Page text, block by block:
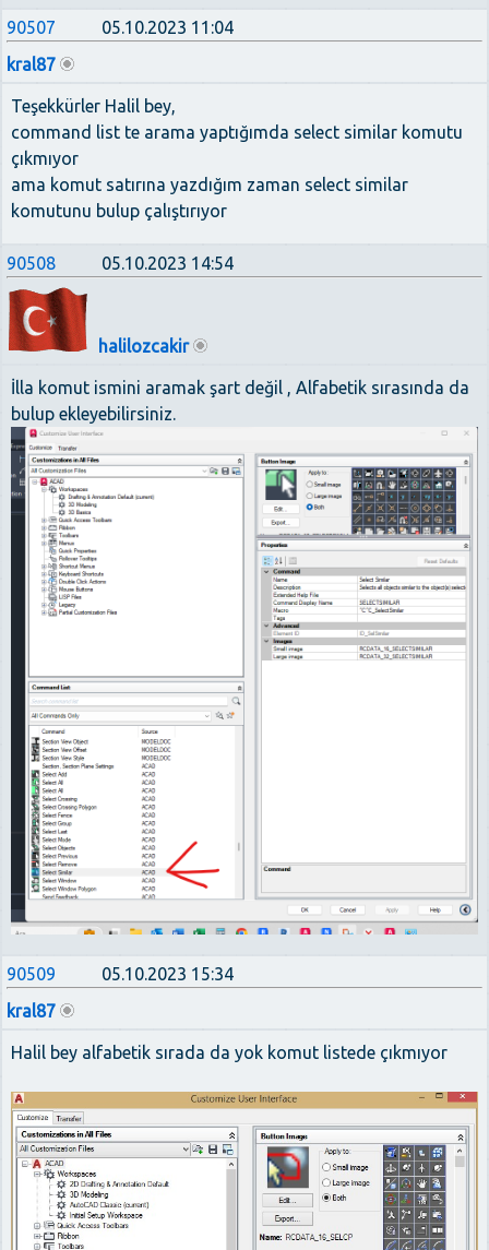
90507
05.10.2023 11:04
kral87
Teşekkürler Halil bey,
command list te arama yaptığımda select similar komutu
çıkmıyor
ama komut satırına yazdığım zaman select similar
komutunu bulup çalıştırıyor
90508 05.10.2023 14:54
halilozcakir
İlla komut ismini aramak şart değil , Alfabetik sırasında da
bulup ekleyebilirsiniz.
90509
05.10.2023 15:34
kral87
Halil bey alfabetik sırada da yok komut listede çıkmıyor